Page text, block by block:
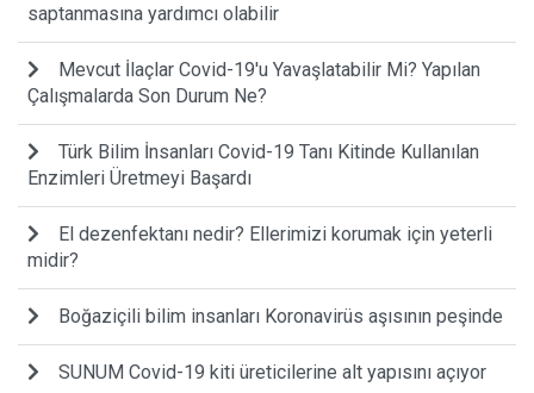
saptanmasına yardımcı olabilir
Mevcut İlaçlar Covid-19'u Yavaşlatabilir Mi? Yapılan
Çalışmalarda Son Durum Ne?
Türk Bilim İnsanları Covid-19 Tanı Kitinde Kullanılan
Enzimleri Üretmeyi Başardı
El dezenfektanı nedir? Ellerimizi korumak için yeterli
midir?
Boğaziçili bilim insanları Koronavirüs aşısının peşinde
SUNUM Covid-19 kiti üreticilerine alt yapısını açıyor